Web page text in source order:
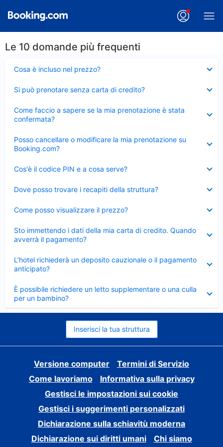
Le 10 domande più frequenti
Cosa è incluso nel prezzo?
chiuso
Si può prenotare senza carta di credito?
chiuso
Come faccio a sapere se la mia prenotazione è stata
confermata?
chiuso
Posso cancellare o modificare la mia prenotazione su
Booking.com?
chiuso
Cos'è il codice PIN e a cosa serve?
chiuso
Dove posso trovare i recapiti della struttura?
chiuso
Come posso visualizzare il prezzo?
chiuso
Sto immettendo i dati della mia carta di credito. Quando
avverrà il pagamento?
chiuso
L’hotel richiederà un deposito cauzionale o il pagamento
anticipato?
chiuso
È possibile richiedere un letto supplementare o una culla
per un bambino?
Elemento
chiuso
Inserisci la tua struttura
Versione computer
Termini di Servizio
Come lavoriamo
Informativa sulla privacy
Gestisci le impostazioni sui cookie
Gestisci i suggerimenti personalizzati
Dichiarazione sulla schiavitù moderna
Dichiarazione sui diritti umani
Chi siamo